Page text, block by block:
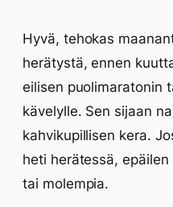
Hyvä, tehokas
herätystä, ennen
eilisen puolimaratonin
kävelylle. Sen sijaan
kahvikupillisen kera.
heti herätessä,
tai molempia.